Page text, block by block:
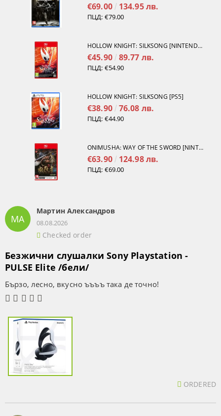
€69.00 134.95 лв.
ПЦД: €79.00
HOLLOW KNIGHT: SILKSONG [NINTENDO SWITCH 2]
€45.90 89.77 лв.
ПЦД: €54.90
HOLLOW KNIGHT: SILKSONG [PS5]
€38.90 76.08 лв.
ПЦД: €44.90
ONIMUSHA: WAY OF THE SWORD [NINTENDO SWITCH 2]
€63.90 124.98 лв.
ПЦД: €69.00
МА
Мартин Александров
08.08.2026
Checked order
Безжични слушалки Sony Playstation -
PULSE Elite /бели/
Бързо, лесно, вкусно ъъъъ така де точно!
ORDERED